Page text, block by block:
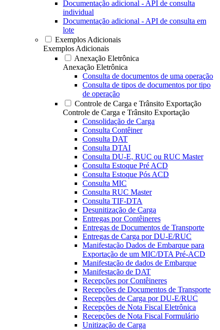
Documentação adicional - API de consulta
individual
Documentação adicional - API de consulta em
lote
Exemplos Adicionais
Exemplos Adicionais
Anexação Eletrônica
Anexação Eletrônica
Consulta de documentos de uma operação
Consulta de tipos de documentos por tipo
de operação
Controle de Carga e Trânsito Exportação
Controle de Carga e Trânsito Exportação
Consolidação de Carga
Consulta Contêiner
Consulta DAT
Consulta DTAI
Consulta DU-E, RUC ou RUC Master
Consulta Estoque Pré ACD
Consulta Estoque Pós ACD
Consulta MIC
Consulta RUC Master
Consulta TIF-DTA
Desunitização de Carga
Entregas por Contêineres
Entregas de Documentos de Transporte
Entregas de Carga por DU-E/RUC
Manifestação Dados de Embarque para
Exportação de um MIC/DTA Pré-ACD
Manifestação de dados de Embarque
Manifestação de DAT
Recepções por Contêineres
Recepções de Documentos de Transporte
Recepções de Carga por DU-E/RUC
Recepções de Nota Fiscal Eletrônica
Recepções de Nota Fiscal Formulário
Unitização de Carga